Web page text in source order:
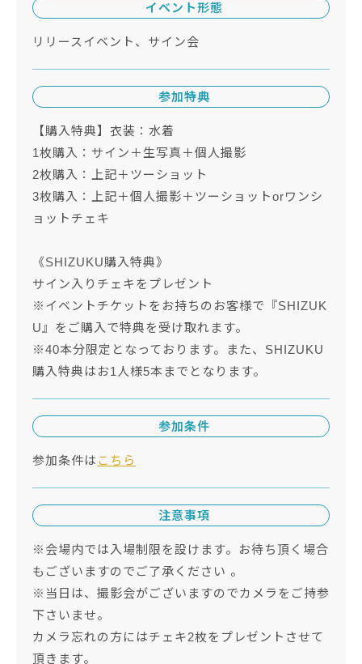
イベント形態
リリースイベント、サイン会
参加特典
【購入特典】衣装：水着
1枚購入：サイン＋生写真＋個人撮影
2枚購入：上記＋ツーショット
3枚購入：上記＋個人撮影＋ツーショットorワンシ
ョットチェキ
《SHIZUKU購入特典》
サイン入りチェキをプレゼント
※イベントチケットをお持ちのお客様で『SHIZUK
U』をご購入で特典を受け取れます。
※40本分限定となっております。また、SHIZUKU
購入特典はお1人様5本までとなります。
参加条件
参加条件は こちら
注意事項
※会場内では入場制限を設けます。お待ち頂く場合
もございますのでご了承ください 。
※当日は、撮影会がございますのでカメラをご持参
下さいませ。
カメラ忘れの方にはチェキ2枚をプレゼントさせて
頂きます。